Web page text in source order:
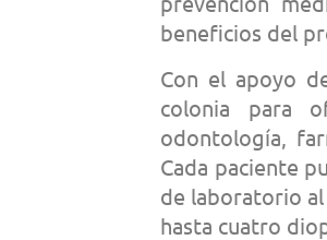
beneficios del
Con el apoyo
colonia para
odontología,
Cada paciente
de laboratorio
hasta cuatro